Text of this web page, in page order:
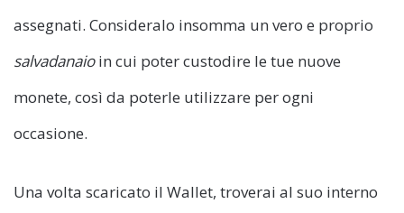
assegnati. Consideralo insomma un vero e proprio
salvadanaioin cui poter custodire le tue nuove
monete, così da poterle utilizzare per ogni
occasione.
Una volta scaricato il Wallet, troverai al suo interno